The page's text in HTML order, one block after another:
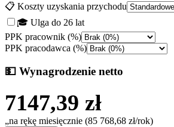
📋 Koszty uzyskania przychodu
🎓 Ulga do 26 lat
PPK pracownik (%)
PPK pracodawca (%)
💵 Wynagrodzenie netto
7147,39 zł
„na rękę miesięcznie (85 768,68 zł/rok)